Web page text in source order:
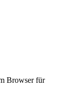
Browser für